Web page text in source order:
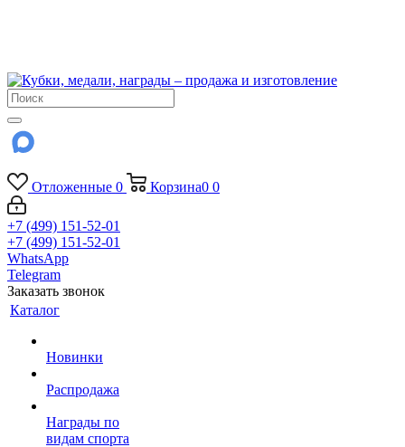
Отложенные 0 Корзина0 0
+7 (499) 151-52-01
+7 (499) 151-52-01
WhatsApp
Telegram
Заказать звонок
Каталог
Новинки
Распродажа
Награды по
видам спорта